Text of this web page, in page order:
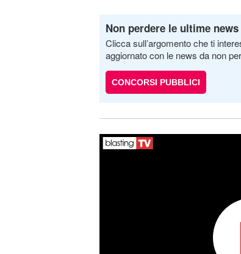
Non perdere le ultime news
Clicca sull’argomento che ti
aggiornato con le news da non
CONCORSI PUBBLICI